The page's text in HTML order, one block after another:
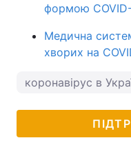
формою
Медична
хворих на
коронавірус в